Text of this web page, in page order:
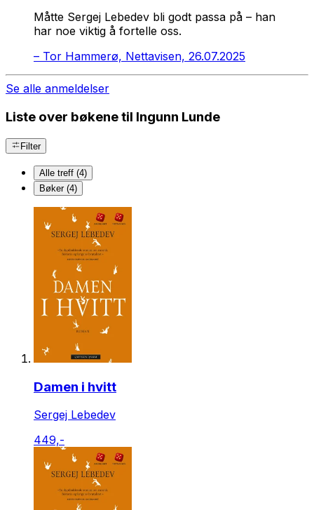
Måtte Sergej Lebedev bli godt passa på – han
har noe viktig å fortelle oss.
– Tor Hammerø, Nettavisen, 26.07.2025
Se alle anmeldelser
Liste over bøkene til Ingunn Lunde
Filter
Alle treff (4)
Bøker (4)
Damen i hvitt
Sergej Lebedev
449,-